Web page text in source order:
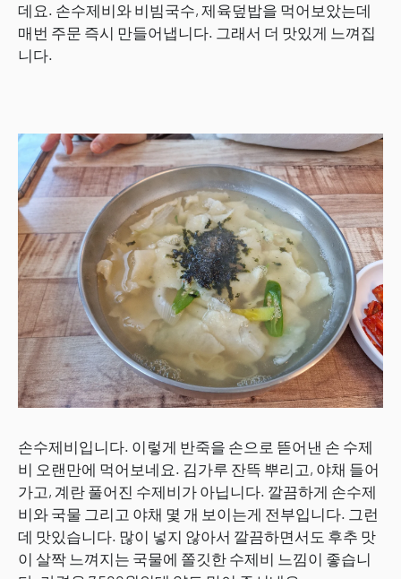
데요. 손수제비와 비빔국수, 제육덮밥을 먹어보았는데
매번 주문 즉시 만들어냅니다. 그래서 더 맛있게 느껴집
니다.
손수제비입니다. 이렇게 반죽을 손으로 뜯어낸 손 수제
비 오랜만에 먹어보네요. 김가루 잔뜩 뿌리고, 야채 들어
가고, 계란 풀어진 수제비가 아닙니다. 깔끔하게 손수제
비와 국물 그리고 야채 몇 개 보이는게 전부입니다. 그런
데 맛있습니다. 많이 넣지 않아서 깔끔하면서도 후추 맛
이 살짝 느껴지는 국물에 쫄깃한 수제비 느낌이 좋습니